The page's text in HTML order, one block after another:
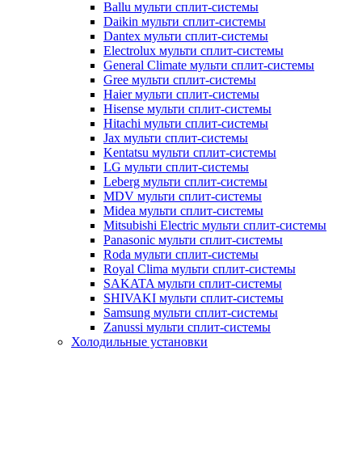
Ballu мульти сплит-системы
Daikin мульти сплит-системы
Dantex мульти сплит-системы
Electrolux мульти сплит-системы
General Climate мульти сплит-системы
Gree мульти сплит-системы
Haier мульти сплит-системы
Hisense мульти сплит-системы
Hitachi мульти сплит-системы
Jax мульти сплит-системы
Kentatsu мульти сплит-системы
LG мульти сплит-системы
Leberg мульти сплит-системы
MDV мульти сплит-системы
Midea мульти сплит-системы
Mitsubishi Electric мульти сплит-системы
Panasonic мульти сплит-системы
Roda мульти сплит-системы
Royal Clima мульти сплит-системы
SAKATA мульти сплит-системы
SHIVAKI мульти сплит-системы
Samsung мульти сплит-системы
Zanussi мульти сплит-системы
Холодильные установки